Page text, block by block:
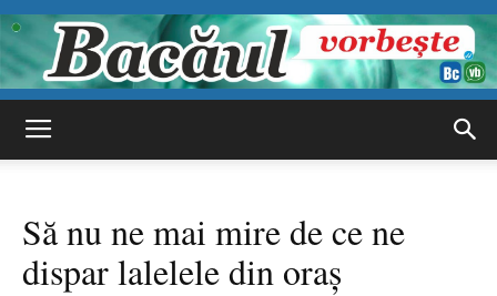
vorbește
Să nu ne mai mire de ce ne
dispar lalelele din oraș